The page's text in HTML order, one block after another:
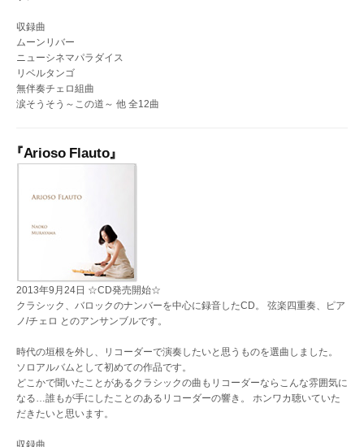
収録曲
ムーンリバー
ニューシネマパラダイス
リベルタンゴ
無伴奏チェロ組曲
涙そうそう～この道～ 他 全12曲
Arioso Flauto』
2013年9月24日 ☆CD発売開始☆
クラシック、バロックのナンバーを中心に録音したCD。 弦楽四重奏、ピア
ノ/チェロ とのアンサンブルです。
時代の垣根を外し、リコーダーで演奏したいと思うものを選曲しました。
ソロアルバムとして初めての作品です。
どこかで聞いたことがあるクラシックの曲もリコーダーならこんな雰囲気に
なる…誰もが手にしたことのあるリコーダーの響き。 ホンワカ聴いていた
だきたいと思います。